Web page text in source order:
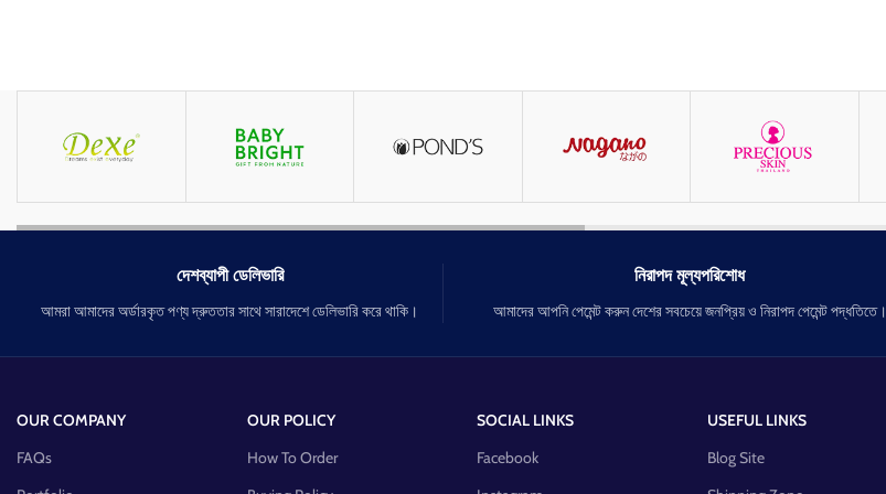
দেশব্যাপী ডেলিভারি
আমরা আমাদের অর্ডারকৃত পণ্য দ্রুততার সাথে সারাদেশে ডেলিভারি করে থাকি।
নিরাপদ মূল্যপরিশোধ
আমাদের আপনি পেমেন্ট করুন দেশের সবচেয়ে জনপ্রিয় ও নিরাপদ পেমেন্ট পদ্ধতিতে।
OUR COMPANY
FAQs
OUR POLICY
How To Order
SOCIAL LINKS
Facebook
USEFUL LINKS
Blog Site